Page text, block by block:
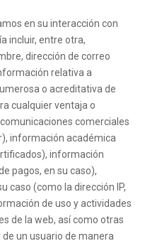
en su interacción con
incluir, entre otra,
dirección de correo
relativa a
o acreditativa de
cualquier ventaja o
comerciales
información académica
información
pagos, en su caso),
caso (como la dirección IP,
de uso y actividades
de la web, así como otras
un usuario de manera